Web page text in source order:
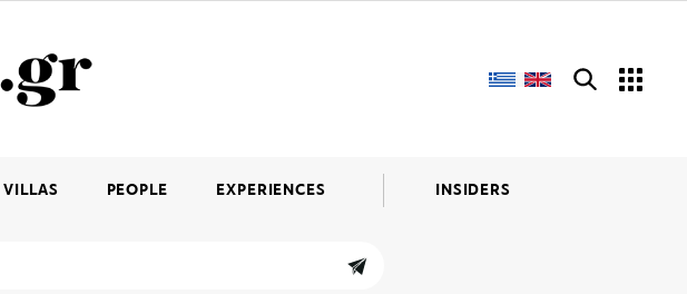
PEOPLE EXPERIENCES INSIDERS